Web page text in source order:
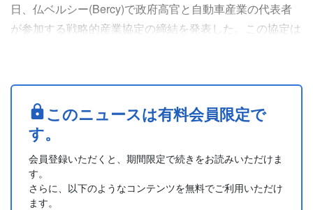
日、仏ベルシー(Bercy)で政府高官と自動車産業の代表者
が参加する戦略的産業協定の締結を発表した。この協定は
関する課題を対象とする。
・フランス政府は、2030年までに同国内で年間200万台の
電動化車両を生産するという目標を掲げている。前回の協
定ではEV普及のための目....
このニュースは有料会員限定で
す。
会員登録いただくと、期間限定で続きをお読みいただけま
す。
さらに、以下のようなコンテンツを無料でご利用いただけ
ます。